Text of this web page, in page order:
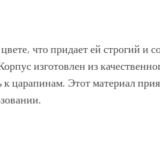
что придает ей строгий и
изготовлен из
к царапинам. Этот материал